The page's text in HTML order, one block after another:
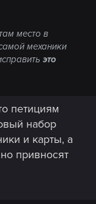
место в
механики
это
петициям
набор
и карты, а
привносят